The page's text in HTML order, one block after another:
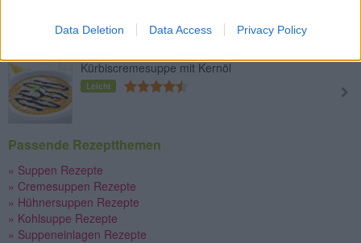
Data Deletion Data Access Privacy Policy
Kürbiscremesuppe mit Kernöl
Leicht
Passende Rezeptthemen
» Suppen Rezepte
» Cremesuppen Rezepte
» Hühnersuppen Rezepte
» Kohlsuppe Rezepte
» Suppeneinlagen Rezepte